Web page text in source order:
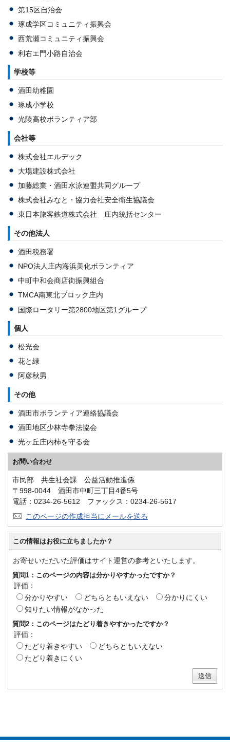
第15区自治会
琢成学区コミュニティ振興会
西荒瀬コミュニティ振興会
利右エ門小路自治会
学校等
酒田幼稚園
琢成小学校
光陵高校ボランティア部
会社等
株式会社エルデック
大場建設株式会社
加藤総業・酒田水泳連盟共同グループ
株式会社みなと・協力会社安全衛生協議会
東日本旅客鉄道株式会社 庄内統括センター
その他法人
酒田税務署
NPO法人庄内海浜美化ボランティア
中町中和会商店街振興組合
TMCA南東北ブロック庄内
国際ロータリー第2800地区第1グループ
個人
松光会
花と緑
阿彦秋男
その他
酒田市ボランティア連絡協議会
酒田地区少林寺拳法協会
光ヶ丘庄内柿を守る会
お問い合わせ
市民部 共生社会課 公益活動推進係
〒998-0044 酒田市中町三丁目4番5号
電話：0234-26-5612 ファックス：0234-26-5617
このページの作成担当にメールを送る
この情報はお役に立ちましたか？
お寄せいただいた評価はサイト運営の参考といたします。
質問1：このページの内容は分かりやすかったですか？
評価：
分かりやすい
どちらともいえない
分かりにくい
知りたい情報がなかった
質問2：このページはたどり着きやすかったですか？
評価：
たどり着きやすい
どちらともいえない
たどり着きにくい